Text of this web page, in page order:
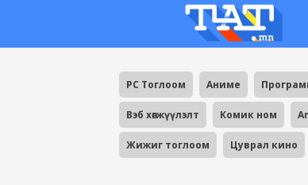
PC Тоглоом Аниме
Вэб хөгжүүлэлт Комик ном
Жижиг тоглоом Цуврал кино